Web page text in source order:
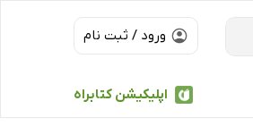
ورود / ثبت نام
اپلیکیشن کتابراه